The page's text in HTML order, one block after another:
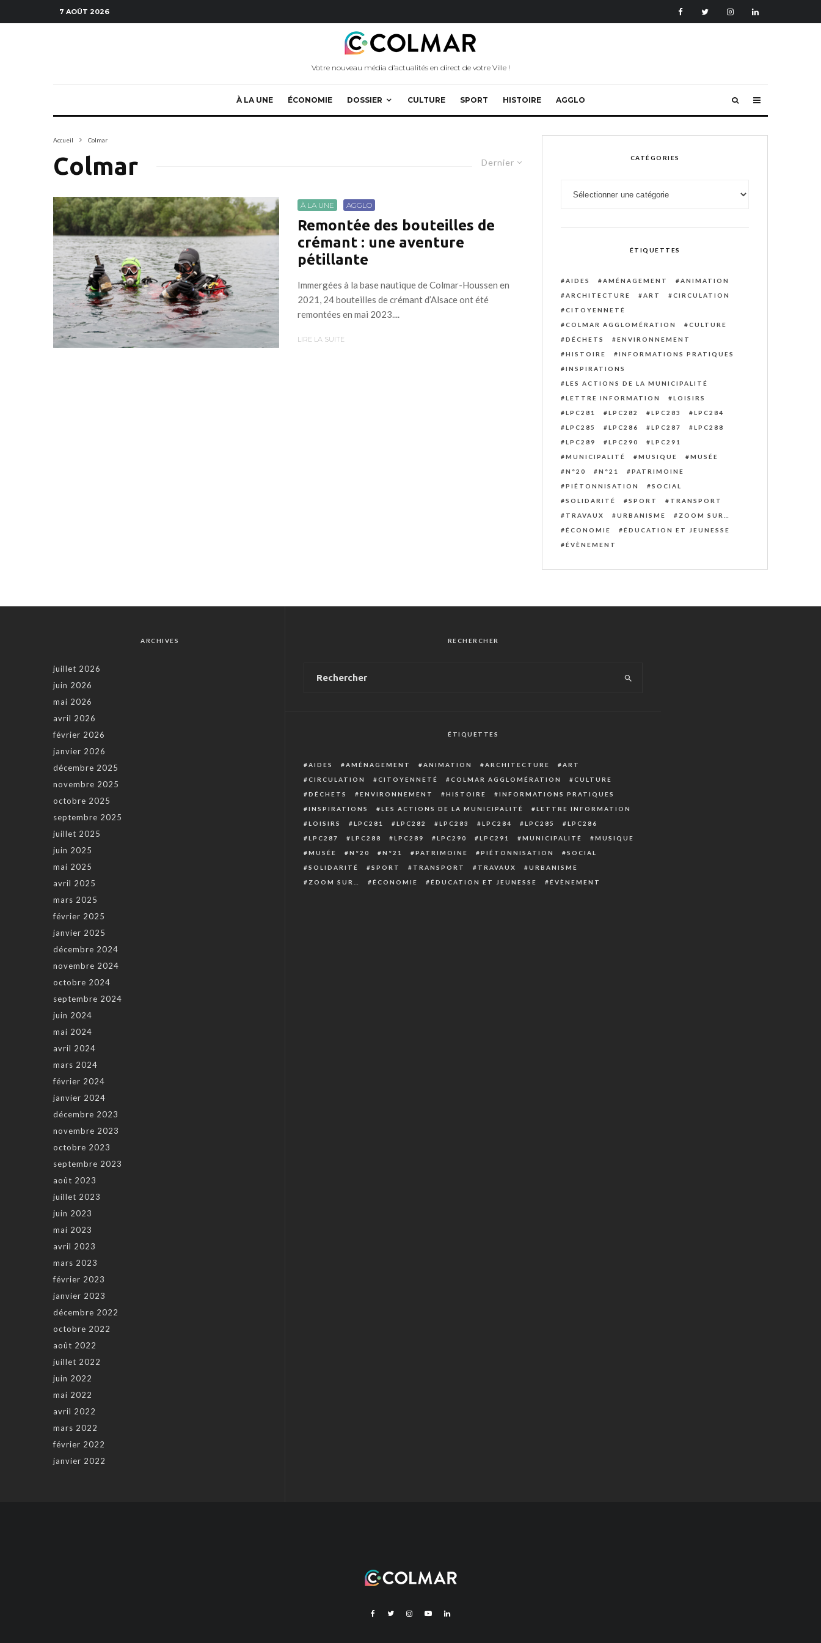
7 AOÛT 2026
Votre nouveau média d’actualités en direct de votre Ville !
À LA UNE ÉCONOMIE DOSSIER CULTURE SPORT HISTOIRE AGGLO
Accueil Colmar
Dernier
Colmar
À LA UNE AGGLO
Remontée des bouteilles de
crémant : une aventure
pétillante
Immergées à la base nautique de Colmar-Houssen en
2021, 24 bouteilles de crémant d’Alsace ont été
remontées en mai 2023....
LIRE LA SUITE
CATÉGORIES
ÉTIQUETTES
AIDES AMÉNAGEMENT
ANIMATION
ARCHITECTURE
ART
CIRCULATION
CITOYENNETÉ
COLMAR AGGLOMÉRATION
CULTURE
DÉCHETS
ENVIRONNEMENT
HISTOIRE
INFORMATIONS PRATIQUES
INSPIRATIONS
LES ACTIONS DE LA MUNICIPALITÉ
LETTRE INFORMATION
LOISIRS
LPC281
LPC282 LPC283
LPC284
LPC285
LPC286 LPC287
LPC288
LPC289
LPC290
LPC291
MUNICIPALITÉ
MUSIQUE
MUSÉE
N°20
N°21
PATRIMOINE
PIÉTONNISATION
SOCIAL
SOLIDARITÉ
SPORT
TRANSPORT
TRAVAUX
URBANISME
ZOOM SUR…
ÉCONOMIE
ÉDUCATION ET JEUNESSE
ÉVÈNEMENT
ARCHIVES
juillet 2026
juin 2026
mai 2026
avril 2026
février 2026
janvier 2026
décembre 2025
novembre 2025
octobre 2025
septembre 2025
juillet 2025
juin 2025
mai 2025
avril 2025
mars 2025
février 2025
janvier 2025
décembre 2024
novembre 2024
octobre 2024
septembre 2024
juin 2024
mai 2024
avril 2024
mars 2024
février 2024
janvier 2024
décembre 2023
novembre 2023
octobre 2023
septembre 2023
août 2023
juillet 2023
juin 2023
mai 2023
avril 2023
mars 2023
février 2023
janvier 2023
décembre 2022
octobre 2022
août 2022
juillet 2022
juin 2022
mai 2022
avril 2022
mars 2022
février 2022
janvier 2022
RECHERCHER
ÉTIQUETTES
AIDES AMÉNAGEMENT ANIMATION ARCHITECTURE
ART
CIRCULATION
CITOYENNETÉ COLMAR AGGLOMÉRATION
CULTURE
DÉCHETS
ENVIRONNEMENT HISTOIRE
INFORMATIONS PRATIQUES
INSPIRATIONS
LES ACTIONS DE LA MUNICIPALITÉ
LETTRE INFORMATION
LOISIRS
LPC281 LPC282 LPC283 LPC284 LPC285
LPC286
LPC287
LPC288 LPC289 LPC290 LPC291 MUNICIPALITÉ
MUSIQUE
MUSÉE
N°20 N°21 PATRIMOINE PIÉTONNISATION
SOCIAL
SOLIDARITÉ
SPORT TRANSPORT TRAVAUX
URBANISME
ZOOM SUR…
ÉCONOMIE ÉDUCATION ET JEUNESSE ÉVÈNEMENT